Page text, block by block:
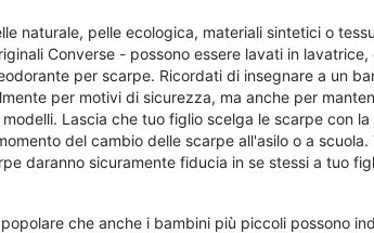
naturale, pelle ecologica, materiali sintetici o
Converse - possono essere lavati in
per scarpe. Ricordati di insegnare a un
per motivi di sicurezza, ma anche per
Lascia che tuo figlio scelga le scarpe con
del cambio delle scarpe all'asilo o a
daranno sicuramente fiducia in se stessi a tuo
che anche i bambini più piccoli possono